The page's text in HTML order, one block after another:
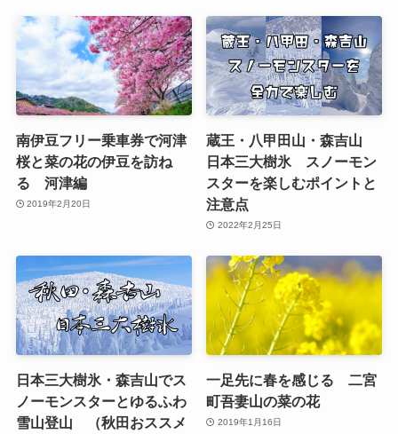
南伊豆フリー乗車券で河津
桜と菜の花の伊豆を訪ね
る 河津編
2019年2月20日
蔵王・八甲田山・森吉山
日本三大樹氷 スノーモン
スターを楽しむポイントと
注意点
2022年2月25日
日本三大樹氷・森吉山でス
ノーモンスターとゆるふわ
雪山登山 （秋田おススメ
一足先に春を感じる 二宮
町吾妻山の菜の花
2019年1月16日